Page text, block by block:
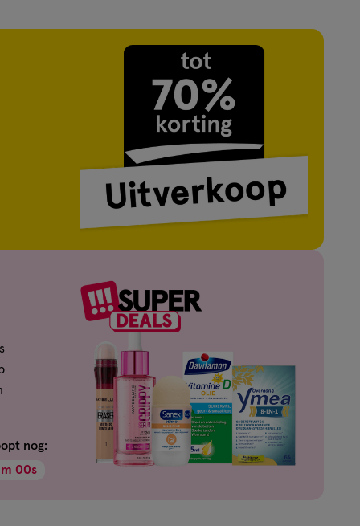
nog:
m 59s